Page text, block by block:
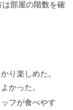
部屋の階数を確
り楽しめた。
かった。
フが食べやす